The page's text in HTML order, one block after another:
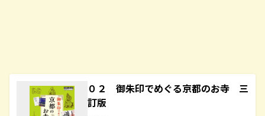
０２ 御朱印でめぐる京都のお寺 三
訂版